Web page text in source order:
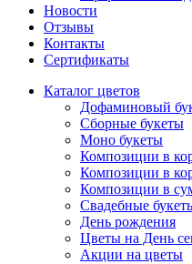
Новости
Отзывы
Контакты
Сертификаты
Каталог цветов
Дофаминовый
Сборные букеты
Моно букеты
Композиции в
Композиции в
Композиции в
Свадебные
День рождения
Цветы на День
Акции на цветы